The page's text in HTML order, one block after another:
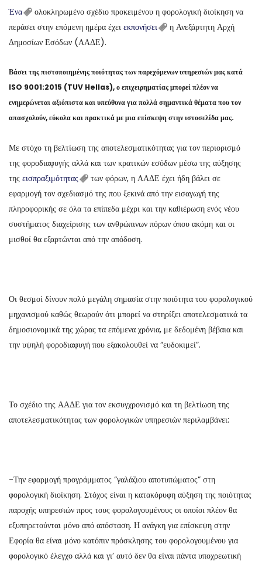
Ένα
ολοκληρωμένο σχέδιο προκειμένου η φορολογική διοίκηση να
περάσει στην επόμενη ημέρα έχει εκπονήσει
η Ανεξάρτητη Αρχή
Δημοσίων Εσόδων (ΑΑΔΕ).
Βάσει της πιστοποιημένης ποιότητας των παρεχόμενων υπηρεσιών μας κατά
ISO 9001:2015 (TUV Hellas), ο επιχειρηματίας μπορεί πλέον να
ενημερώνεται αξιόπιστα και υπεύθυνα για πολλά σημαντικά θέματα που τον
απασχολούν, εύκολα και πρακτικά με μια επίσκεψη στην ιστοσελίδα μας.
Με στόχο τη βελτίωση της αποτελεσματικότητας για τον περιορισμό
της φοροδιαφυγής αλλά και των κρατικών εσόδων μέσω της αύξησης
της εισπραξιμότητας
των φόρων, η ΑΑΔΕ έχει ήδη βάλει σε
εφαρμογή τον σχεδιασμό της που ξεκινά από την εισαγωγή της
πληροφορικής σε όλα τα επίπεδα μέχρι και την καθιέρωση ενός νέου
συστήματος διαχείρισης των ανθρώπινων πόρων όπου ακόμη και οι
μισθοί θα εξαρτώνται από την απόδοση.
Οι θεσμοί δίνουν πολύ μεγάλη σημασία στην ποιότητα του φορολογικού
μηχανισμού καθώς θεωρούν ότι μπορεί να στηρίξει αποτελεσματικά τα
δημοσιονομικά της χώρας τα επόμενα χρόνια, με δεδομένη βέβαια και
την υψηλή φοροδιαφυγή που εξακολουθεί να “ευδοκιμεί”.
Το σχέδιο της ΑΑΔΕ για τον εκσυγχρονισμό και τη βελτίωση της
αποτελεσματικότητας των φορολογικών υπηρεσιών περιλαμβάνει:
-Την εφαρμογή προγράμματος “γαλάζιου αποτυπώματος” στη
φορολογική διοίκηση. Στόχος είναι η κατακόρυφη αύξηση της ποιότητας
παροχής υπηρεσιών προς τους φορολογουμένους οι οποίοι πλέον θα
εξυπηρετούνται μόνο από απόσταση. Η ανάγκη για επίσκεψη στην
Εφορία θα είναι μόνο κατόπιν πρόσκλησης του φορολογουμένου για
φορολογικό έλεγχο αλλά και γι’ αυτό δεν θα είναι πάντα υποχρεωτική